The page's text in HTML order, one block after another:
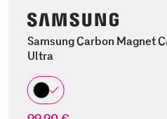
Samsung Carbon Magnet
Ultra